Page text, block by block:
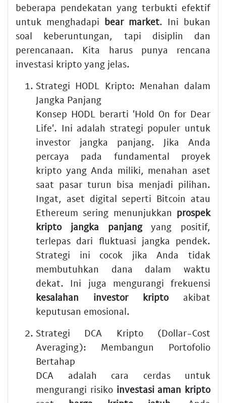
beberapa pendekatan yang terbukti efektif
untuk menghadapi bear market. Ini bukan
soal keberuntungan, tapi disiplin dan
perencanaan. Kita harus punya rencana
investasi kripto yang jelas.
Strategi HODL Kripto: Menahan dalam
Jangka Panjang
Konsep HODL berarti 'Hold On for Dear
Life'. Ini adalah strategi populer untuk
investor jangka panjang. Jika Anda
percaya pada fundamental proyek
kripto yang Anda miliki, menahan aset
saat pasar turun bisa menjadi pilihan.
Ingat, aset digital seperti Bitcoin atau
Ethereum sering menunjukkan prospek
kripto jangka panjangyang positif,
terlepas dari fluktuasi jangka pendek.
Strategi ini cocok jika Anda tidak
membutuhkan dana dalam waktu
dekat. Ini juga mengurangi frekuensi
kesalahan investor kriptoakibat
keputusan emosional.
Strategi DCA Kripto (Dollar-Cost
Averaging): Membangun Portofolio
Bertahap
DCA adalah cara cerdas untuk
mengurangi risiko investasi aman kripto